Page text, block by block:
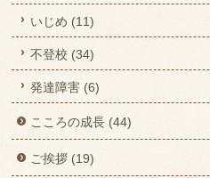
いじめ (11)
不登校 (34)
発達障害 (6)
こころの成長 (44)
ご挨拶 (19)